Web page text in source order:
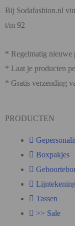
Bij Sodafashion.nl
t/m 92
* Regelmatig nieuwe
* Laat je producten
* Gratis verzending
PRODUCTEN
Boxpakjes
Lijntekening
Tassen
>> Sale